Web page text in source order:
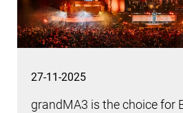
27-11-2025
grandMA3 is the choice for